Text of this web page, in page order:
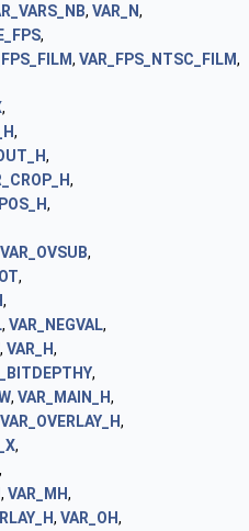
, VAR_N,
,
, VAR_FPS_NTSC_FILM,
,
,
,
,
,
VAR_OVSUB,
,
,
, VAR_NEGVAL,
, VAR_H,
,
, VAR_MAIN_H,
VAR_OVERLAY_H,
,
,
, VAR_MH,
, VAR_OH,